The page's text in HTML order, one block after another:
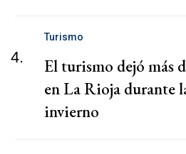
4.
Turismo
El turismo dejó más
en La Rioja durante
invierno